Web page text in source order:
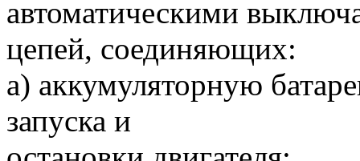
автоматическими
цепей, соединяющих:
а) аккумуляторную
запуска и